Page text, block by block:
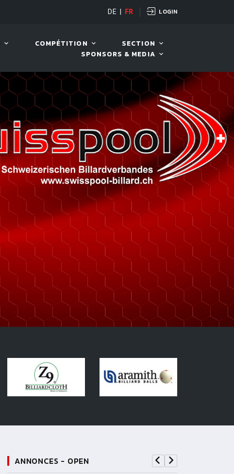
LIVE! VIVA OPEN
DE FR LOGIN
COMPÉTITION
SECTION
SPONSORS & MEDIA
ANNONCES - OPEN